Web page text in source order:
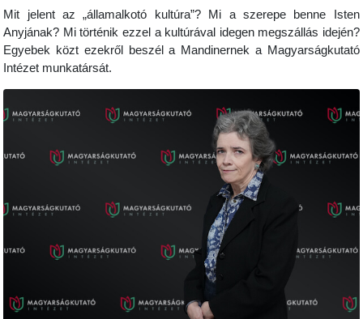
Mit jelent az „államalkotó kultúra”? Mi a szerepe benne Isten
Anyjának? Mi történik ezzel a kultúrával idegen megszállás idején?
Egyebek közt ezekről beszél a Mandinernek a Magyarságkutató
Intézet munkatársát.